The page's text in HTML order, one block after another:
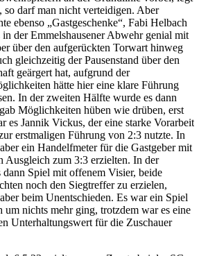
so darf man nicht verteidigen. Aber
ebenso „Gastgeschenke“, Fabi Helbach
in der Emmelshausener Abwehr genial mit
über den aufgerückten Torwart hinweg
gleichzeitig der Pausenstand über den
geärgert hat, aufgrund der
hätte hier eine klare Führung
In der zweiten Hälfte wurde es dann
Möglichkeiten hüben wie drüben, erst
es Jannik Vickus, der eine starke Vorarbeit
erstmaligen Führung von 2:3 nutzte. In
ein Handelfmeter für die Gastgeber mit
Ausgleich zum 3:3 erzielten. In der
dann Spiel mit offenem Visier, beide
noch den Siegtreffer zu erzielen,
beim Unentschieden. Es war ein Spiel
um nichts mehr ging, trotzdem war es eine
Unterhaltungswert für die Zuschauer